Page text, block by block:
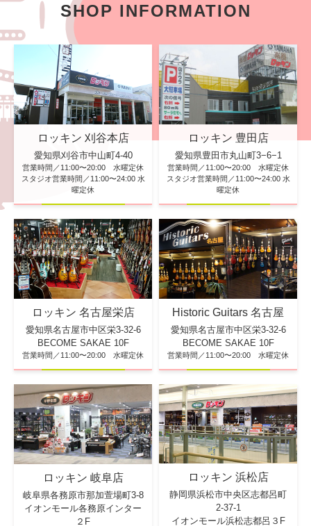
SHOP INFORMATION
ロッキン 刈谷本店
愛知県刈谷市中山町4-40
営業時間／11:00〜20:00 水曜定休
スタジオ営業時間／11:00〜24:00 水
曜定休
ロッキン 豊田店
愛知県豊田市丸山町3−6−1
営業時間／11:00〜20:00 水曜定休
スタジオ営業時間／11:00〜24:00 水
曜定休
ロッキン 名古屋栄店
愛知県名古屋市中区栄3-32-6
BECOME SAKAE 10F
営業時間／11:00〜20:00 水曜定休
Historic Guitars 名古屋
愛知県名古屋市中区栄3-32-6
BECOME SAKAE 10F
営業時間／11:00〜20:00 水曜定休
ロッキン 岐阜店
岐阜県各務原市那加萱場町3-8
イオンモール各務原インター
２F
ロッキン 浜松店
静岡県浜松市中央区志都呂町
2-37-1
イオンモール浜松志都呂３F